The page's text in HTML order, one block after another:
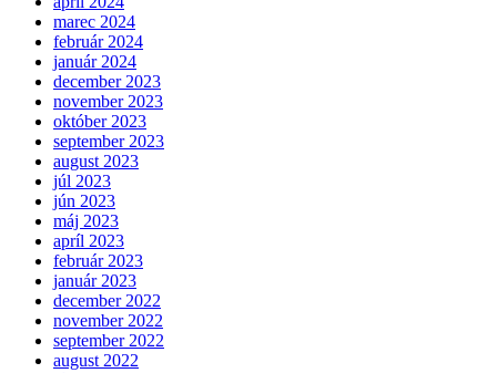
marec 2024
február 2024
január 2024
december 2023
november 2023
október 2023
september 2023
august 2023
júl 2023
jún 2023
máj 2023
apríl 2023
február 2023
január 2023
december 2022
november 2022
september 2022
august 2022